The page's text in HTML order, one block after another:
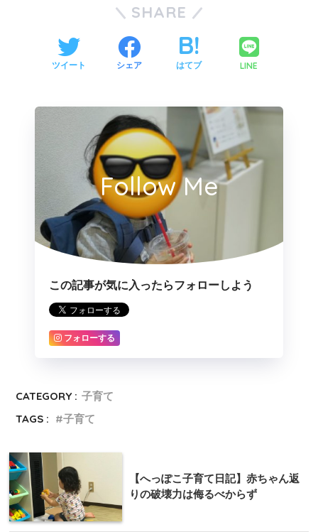
SHARE
ツイート シェア はてブ LINE
Follow Me
この記事が気に入ったらフォローしよう
フォローする
CATEGORY : 子育て
TAGS :
子育て
【へっぽこ子育て日記】赤ちゃん返
りの破壊力は侮るべからず